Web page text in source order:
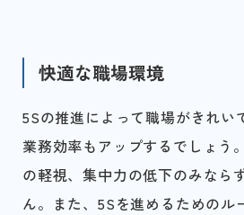
快適な職場環境
5Sの推進によって職場がきれ
業務効率もアップするでしょう
の軽視、集中力の低下のみなら
ん。また、5Sを進めるための